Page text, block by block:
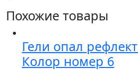
Похожие товары
Гели опал
Колор номер 6